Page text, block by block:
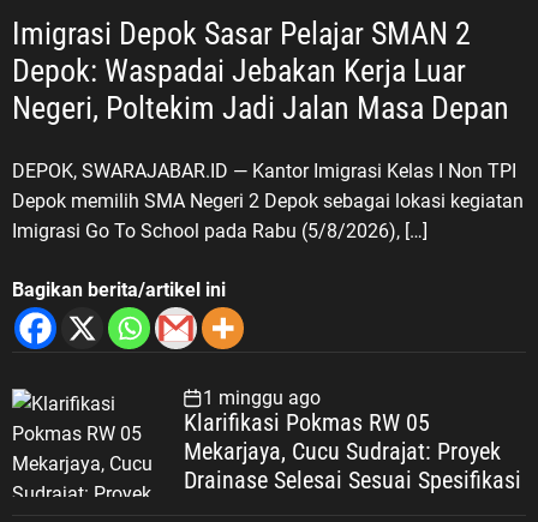
Imigrasi Depok Sasar Pelajar SMAN 2
Depok: Waspadai Jebakan Kerja Luar
DEPOK, SWARAJABAR.ID — Kantor Imigrasi Kelas I Non TPI
Depok memilih SMA Negeri 2 Depok sebagai lokasi kegiatan
Imigrasi Go To School pada Rabu (5/8/2026), […]
Bagikan berita/artikel ini
1 minggu ago
Klarifikasi Pokmas RW 05
Mekarjaya, Cucu Sudrajat: Proyek
Drainase Selesai Sesuai Spesifikasi